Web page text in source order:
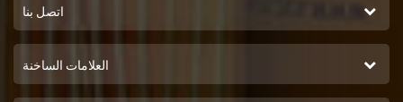
اتصل بنا
العلامات الساخنة